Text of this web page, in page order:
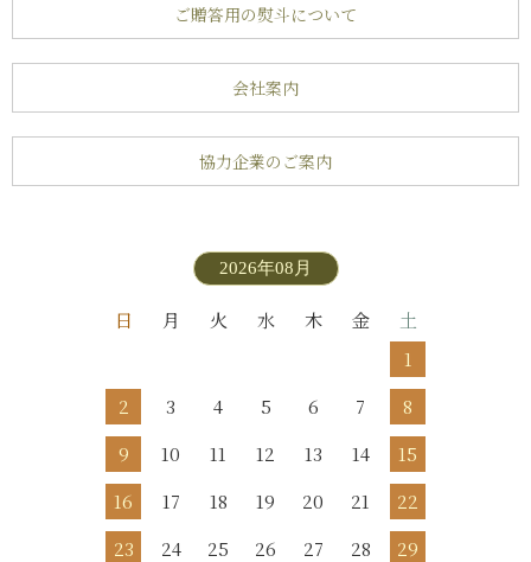
ご贈答用の熨斗について
会社案内
協力企業のご案内
2026年08月
日 月 火 水 木 金
土
1
2
3 4 5 6 7
8
9
10 11 12 13 14
15
16
17 18 19 20 21
22
23
24 25 26 27 28
29